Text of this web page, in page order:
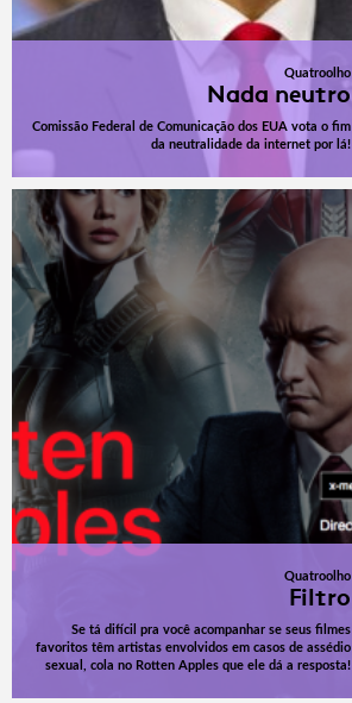
Quatroolho
Nada neutro
Comissão Federal de Comunicação dos EUA vota o fim
da neutralidade da internet por lá!
Quatroolho
Filtro
Se tá difícil pra você acompanhar se seus filmes
favoritos têm artistas envolvidos em casos de assédio
sexual, cola no Rotten Apples que ele dá a resposta!